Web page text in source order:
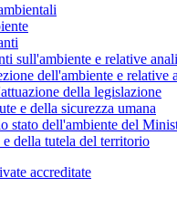
sull'ambiente e relative
dell'ambiente e relative
della legislazione
e della sicurezza umana
stato dell'ambiente del
della tutela del territorio
accreditate